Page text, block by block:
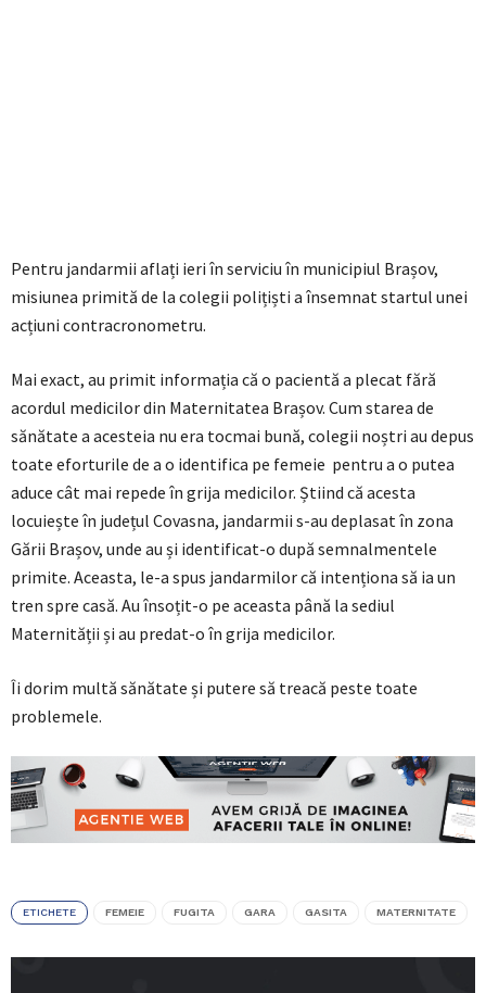
Pentru jandarmii aflați ieri în serviciu în municipiul Brașov,
misiunea primită de la colegii polițiști a însemnat startul unei
acțiuni contracronometru.
Mai exact, au primit informația că o pacientă a plecat fără
acordul medicilor din Maternitatea Brașov. Cum starea de
sănătate a acesteia nu era tocmai bună, colegii noștri au depus
toate eforturile de a o identifica pe femeie pentru a o putea
aduce cât mai repede în grija medicilor. Știind că acesta
locuiește în județul Covasna, jandarmii s-au deplasat în zona
Gării Brașov, unde au și identificat-o după semnalmentele
primite. Aceasta, le-a spus jandarmilor că intenționa să ia un
tren spre casă. Au însoțit-o pe aceasta până la sediul
Maternității și au predat-o în grija medicilor.
Îi dorim multă sănătate și putere să treacă peste toate
problemele.
ETICHETE FEMEIE FUGITA GARA GASITA MATERNITATE